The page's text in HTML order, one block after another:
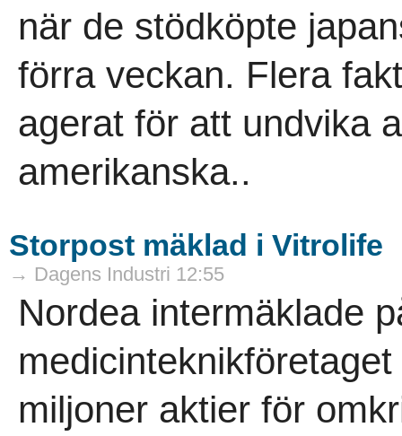
när de stödköpte
förra veckan. Flera
agerat för att undvika
amerikanska..
Storpost mäklad i Vitrolife
→ Dagens Industri 12:55
Nordea intermäklade
miljoner aktier för